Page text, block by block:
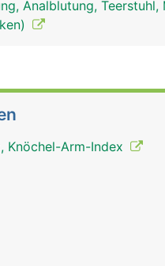
Analblutung, Teerstuhl,
Knöchel-Arm-Index